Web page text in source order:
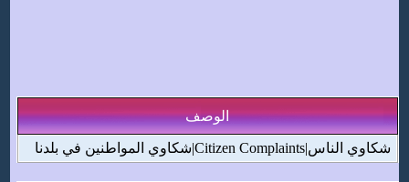
الوصف
شكاوي المواطنين في بلدنا|Citizen Complaints|شكاوي الناس